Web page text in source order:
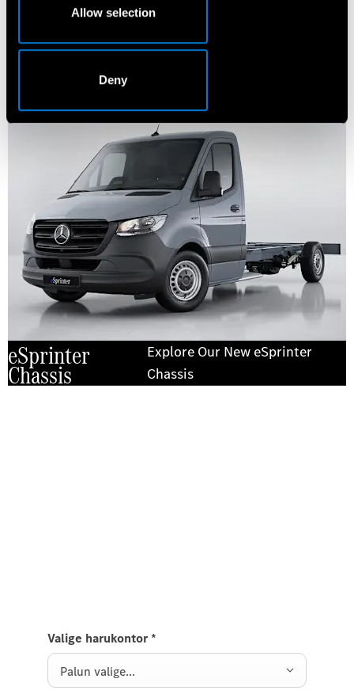
Allow selection
Deny
eSprinter
Chassis
Explore Our New eSprinter
Chassis
Valige harukontor *
Palun valige...